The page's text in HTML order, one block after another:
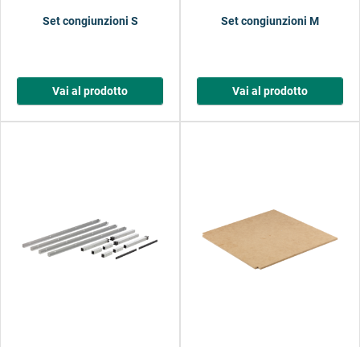
Set congiunzioni S
Vai al prodotto
Set congiunzioni M
Vai al prodotto